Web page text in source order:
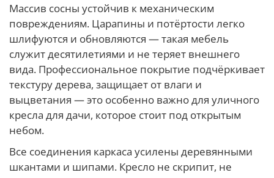
Массив сосны устойчив к механическим
повреждениям. Царапины и потёртости легко
шлифуются и обновляются — такая мебель
служит десятилетиями и не теряет внешнего
вида. Профессиональное покрытие подчёркивает
текстуру дерева, защищает от влаги и
выцветания — это особенно важно для уличного
кресла для дачи, которое стоит под открытым
небом.
Все соединения каркаса усилены деревянными
шкантами и шипами. Кресло не скрипит, не